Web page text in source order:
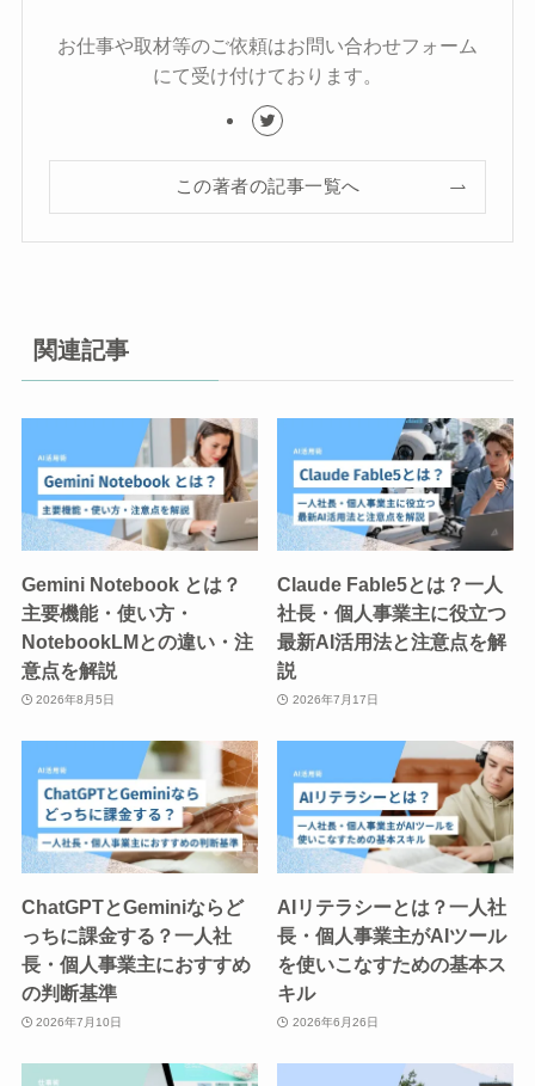
お仕事や取材等のご依頼はお問い合わせフォーム
にて受け付けております。
この著者の記事一覧へ
関連記事
Gemini Notebook とは？
主要機能・使い方・
NotebookLMとの違い・注
意点を解説
2026年8月5日
Claude Fable5とは？一人
社長・個人事業主に役立つ
最新AI活用法と注意点を解
説
2026年7月17日
ChatGPTとGeminiならど
っちに課金する？一人社
長・個人事業主におすすめ
の判断基準
2026年7月10日
AIリテラシーとは？一人社
長・個人事業主がAIツール
を使いこなすための基本ス
キル
2026年6月26日